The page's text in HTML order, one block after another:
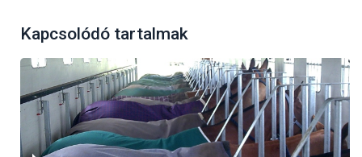
Kapcsolódó tartalmak